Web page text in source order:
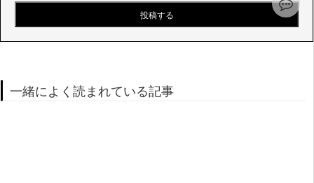
一緒によく読まれている記事